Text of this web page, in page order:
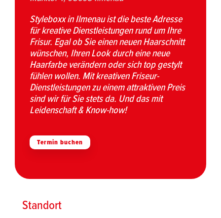
Styleboxx in Ilmenau ist die beste Adresse
für kreative Dienstleistungen rund um Ihre
Frisur. Egal ob Sie einen neuen Haarschnitt
wünschen, Ihren Look durch eine neue
Haarfarbe verändern oder sich top gestylt
fühlen wollen. Mit kreativen Friseur-
Dienstleistungen zu einem attraktiven Preis
sind wir für Sie stets da. Und das mit
Leidenschaft & Know-how!
Termin buchen
Standort